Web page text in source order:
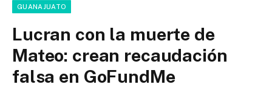
GUANAJUATO
Lucran con la muerte de
Mateo: crean recaudación
falsa en GoFundMe